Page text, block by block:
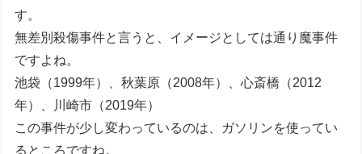
す。
無差別殺傷事件と言うと、イメージとしては通り魔事件
ですよね。
池袋（1999年）、秋葉原（2008年）、心斎橋（2012
年）、川崎市（2019年）
この事件が少し変わっているのは、ガソリンを使ってい
るところですね。